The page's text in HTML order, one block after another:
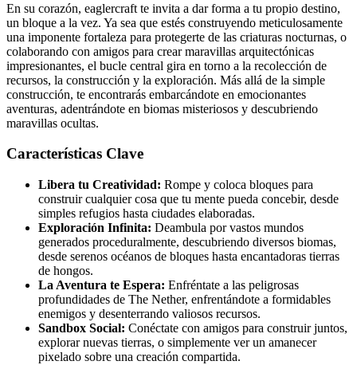
En su corazón, eaglercraft te invita a dar forma a tu propio destino,
un bloque a la vez. Ya sea que estés construyendo meticulosamente
una imponente fortaleza para protegerte de las criaturas nocturnas, o
colaborando con amigos para crear maravillas arquitectónicas
impresionantes, el bucle central gira en torno a la recolección de
recursos, la construcción y la exploración. Más allá de la simple
construcción, te encontrarás embarcándote en emocionantes
aventuras, adentrándote en biomas misteriosos y descubriendo
maravillas ocultas.
Características Clave
Libera tu Creatividad: Rompe y coloca bloques para
construir cualquier cosa que tu mente pueda concebir, desde
simples refugios hasta ciudades elaboradas.
Exploración Infinita: Deambula por vastos mundos
generados proceduralmente, descubriendo diversos biomas,
desde serenos océanos de bloques hasta encantadoras tierras
de hongos.
La Aventura te Espera: Enfréntate a las peligrosas
profundidades de The Nether, enfrentándote a formidables
enemigos y desenterrando valiosos recursos.
Sandbox Social: Conéctate con amigos para construir juntos,
explorar nuevas tierras, o simplemente ver un amanecer
pixelado sobre una creación compartida.